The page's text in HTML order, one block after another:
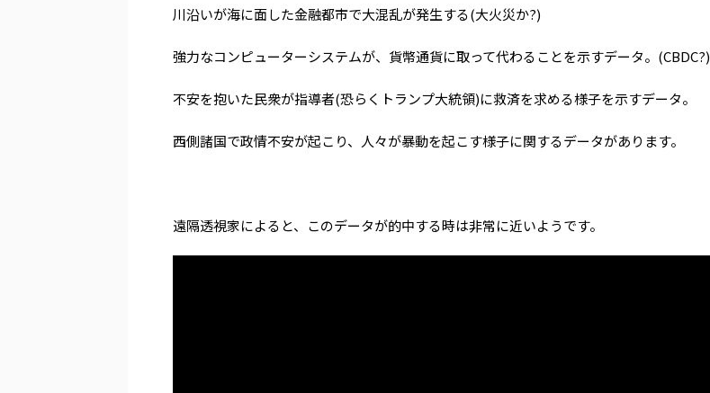
川沿いが海に面した金融都市で大混乱が発生する(大火災か?)
強力なコンピューターシステムが、貨幣通貨に取って代わることを示すデータ。(CBDC?)
不安を抱いた民衆が指導者(恐らくトランプ大統領)に救済を求める様子を示すデータ。
西側諸国で政情不安が起こり、人々が暴動を起こす様子に関するデータがあります。
遠隔透視家によると、このデータが的中する時は非常に近いようです。